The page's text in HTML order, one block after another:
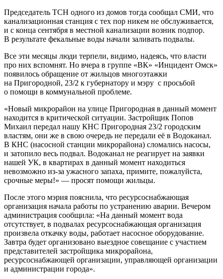
Председатель ТСН одного из домов тогда сообщал СМИ, что
канализационная станция с тех пор никем не обслуживается,
и с конца сентября в местной канализации возник подпор.
В результате фекальные воды начали заливать подвалы.
Все эти месяцы люди терпели, видимо, надеясь, что власти
про них вспомнят. Но вчера в группе «ВК» «Инцидент Омск»
появилось обращение от жильцов многоэтажки
на Пригородной, 23/2 к губернатору и мэру с просьбой
о помощи в коммунальной проблеме.
«Новый микрорайон на улице Пригородная в данный момент
находится в критической ситуации. Застройщик Попов
Михаил передал нашу КНС Пригородная 23/2 городским
властям, они же в свою очередь не передали её в Водоканал.
В КНС (насосной станции микрорайона) сломались насосы,
и затопило весь подвал. Водоканал не реагирует на заявки
нашей УК, в квартирах в данный момент находиться
невозможно из-за ужасного запаха, примите, пожалуйста,
срочные меры!» — просят помощи жильцы.
После этого мэрия пояснила, что ресурсоснабжающая
организация начала работы по устранению аварии. Вечером
администрация сообщила: «На данный момент вода
отсутствует, в подвалах ресурсоснабжающая организация
произвела откачку воды, работает насосное оборудование.
Завтра будет организовано выездное совещание с участием
представителей застройщика микрорайона,
ресурсоснабжающей организации, управляющей организации
и администрации города».